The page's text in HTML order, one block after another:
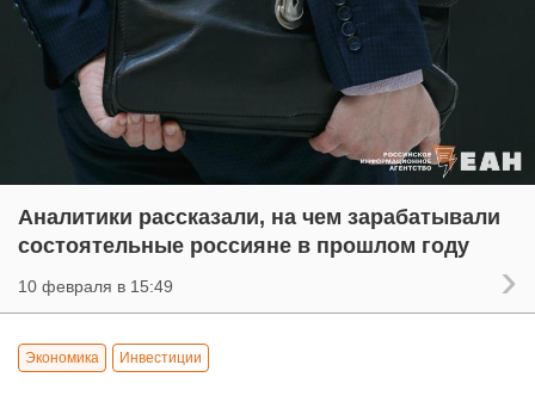
Аналитики рассказали, на чем зарабатывали
состоятельные россияне в прошлом году
10 февраля в 15:49
Экономика Инвестиции